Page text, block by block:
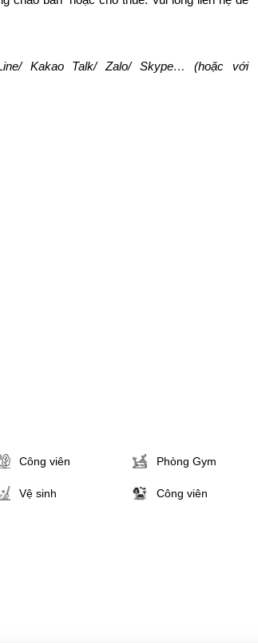
Kakao Talk/ Zalo/ Skype… (hoặc với
Công viên Phòng Gym
Vệ sinh Công viên